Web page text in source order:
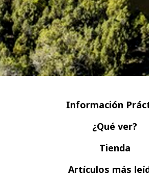
Información
¿Qué ver?
Tienda
Artículos más